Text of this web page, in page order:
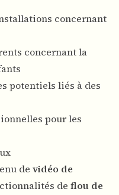
concernant
concernant la
potentiels liés à des
pour les
de vidéo de
de flou de